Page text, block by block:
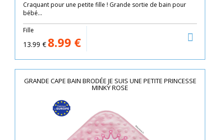
Craquant pour une petite fille ! Grande sortie de bain pour
bébé...
Fille
13.99 € 8.99 €
GRANDE CAPE BAIN BRODÉE JE SUIS UNE PETITE PRINCESSE
MINKY ROSE